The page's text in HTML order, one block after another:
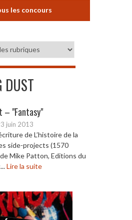
les concours
DUST
– "Fantasy"
juin 2013
de L’histoire de la
side-projects (1570
Mike Patton, Editions du
Lire la suite